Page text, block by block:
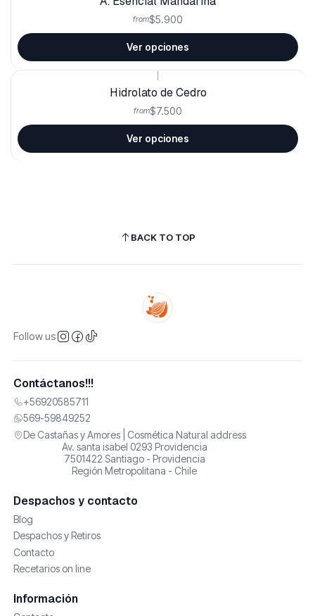
from$5.900
Ver opciones
Hidrolato de Cedro
from$7.500
Ver opciones
BACK TO TOP
Follow us
Contáctanos!!!
+56920585711
569-59849252
De Castañas y Amores | Cosmética Natural address
Av. santa isabel 0293 Providencia
7501422 Santiago - Providencia
Región Metropolitana - Chile
Despachos y contacto
Blog
Despachos y Retiros
Contacto
Recetarios on line
Información